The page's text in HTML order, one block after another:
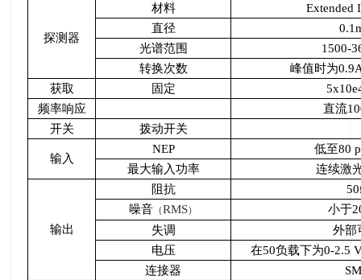
探测器
材料
Extended
直径
光谱范围
1500-
转换次数
峰值时为
获取
固定
频率响应
直流
开关
拨动开关
输入
NEP 低至80
最大输入功率
连续激
输出
阻抗 50
噪音 （RMS） 小于
失调
外部
电压
在50负载下为0-2.5
连接器